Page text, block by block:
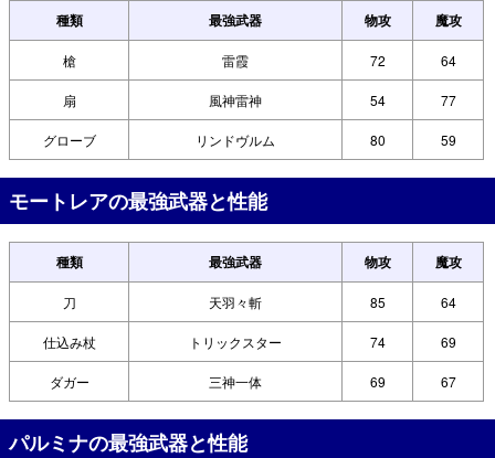
種類 最強武器 物攻 魔攻
槍 雷霞 72 64
扇 風神雷神 54 77
グローブ リンドヴルム 80 59
モートレアの最強武器と性能
種類 最強武器 物攻 魔攻
刀 天羽々斬 85 64
仕込み杖 トリックスター 74 69
ダガー 三神一体 69 67
パルミナの最強武器と性能